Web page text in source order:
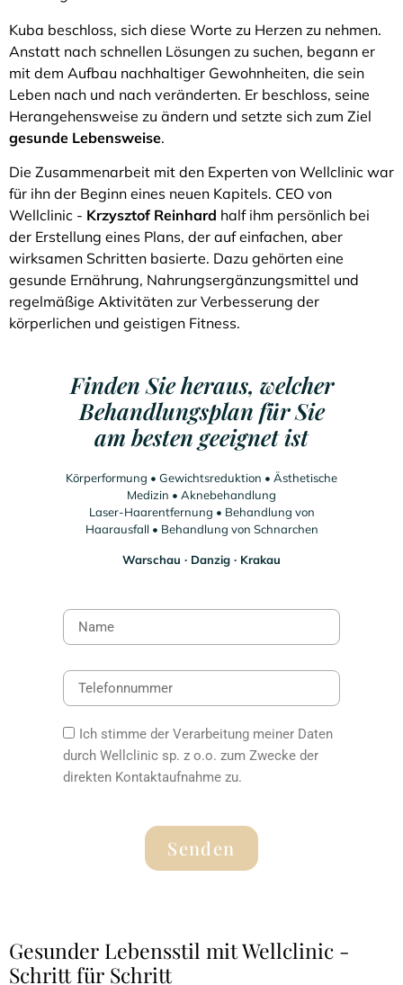
Kuba beschloss, sich diese Worte zu Herzen zu nehmen.
Anstatt nach schnellen Lösungen zu suchen, begann er
mit dem Aufbau nachhaltiger Gewohnheiten, die sein
Leben nach und nach veränderten. Er beschloss, seine
Herangehensweise zu ändern und setzte sich zum Ziel
gesunde Lebensweise.
Die Zusammenarbeit mit den Experten von Wellclinic war
für ihn der Beginn eines neuen Kapitels. CEO von
Wellclinic - Krzysztof Reinhard half ihm persönlich bei
der Erstellung eines Plans, der auf einfachen, aber
wirksamen Schritten basierte. Dazu gehörten eine
gesunde Ernährung, Nahrungsergänzungsmittel und
regelmäßige Aktivitäten zur Verbesserung der
körperlichen und geistigen Fitness.
Finden Sie heraus, welcher
Behandlungsplan für Sie
am besten geeignet ist
Körperformung • Gewichtsreduktion • Ästhetische
Medizin • Aknebehandlung
Laser-Haarentfernung • Behandlung von
Haarausfall • Behandlung von Schnarchen
Warschau ∙ Danzig ∙ Krakau
Ich stimme der Verarbeitung meiner Daten
durch Wellclinic sp. z o.o. zum Zwecke der
direkten Kontaktaufnahme zu.
Senden
Gesunder Lebensstil mit Wellclinic -
Schritt für Schritt